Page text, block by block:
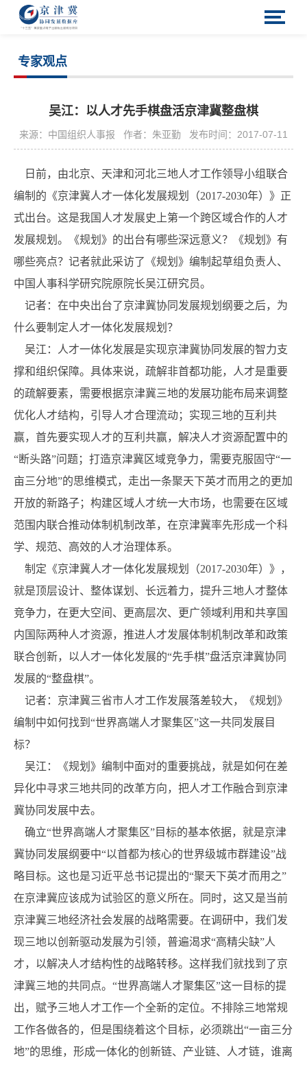
专家观点
吴江：以人才先手棋盘活京津冀整盘棋
来源：中国组织人事报 作者：朱亚勤 发布时间：2017-07-11
日前，由北京、天津和河北三地人才工作领导小组联合
编制的《京津冀人才一体化发展规划（2017-2030年）》正
式出台。这是我国人才发展史上第一个跨区域合作的人才
发展规划。《规划》的出台有哪些深远意义？《规划》有
哪些亮点？记者就此采访了《规划》编制起草组负责人、
中国人事科学研究院原院长吴江研究员。
记者：在中央出台了京津冀协同发展规划纲要之后，为
什么要制定人才一体化发展规划？
吴江：人才一体化发展是实现京津冀协同发展的智力支
撑和组织保障。具体来说，疏解非首都功能，人才是重要
的疏解要素，需要根据京津冀三地的发展功能布局来调整
优化人才结构，引导人才合理流动；实现三地的互利共
赢，首先要实现人才的互利共赢，解决人才资源配置中的
“断头路”问题；打造京津冀区域竞争力，需要克服固守“一
亩三分地”的思维模式，走出一条聚天下英才而用之的更加
开放的新路子；构建区域人才统一大市场，也需要在区域
范围内联合推动体制机制改革，在京津冀率先形成一个科
学、规范、高效的人才治理体系。
制定《京津冀人才一体化发展规划（2017-2030年）》，
就是顶层设计、整体谋划、长远着力，提升三地人才整体
竞争力，在更大空间、更高层次、更广领域利用和共享国
内国际两种人才资源，推进人才发展体制机制改革和政策
联合创新，以人才一体化发展的“先手棋”盘活京津冀协同
发展的“整盘棋”。
记者：京津冀三省市人才工作发展落差较大，《规划》
编制中如何找到“世界高端人才聚集区”这一共同发展目
标？
吴江：《规划》编制中面对的重要挑战，就是如何在差
异化中寻求三地共同的改革方向，把人才工作融合到京津
冀协同发展中去。
确立“世界高端人才聚集区”目标的基本依据，就是京津
冀协同发展纲要中“以首都为核心的世界级城市群建设”战
略目标。这也是习近平总书记提出的“聚天下英才而用之”
在京津冀应该成为试验区的意义所在。同时，这又是当前
京津冀三地经济社会发展的战略需要。在调研中，我们发
现三地以创新驱动发展为引领，普遍渴求“高精尖缺”人
才，以解决人才结构性的战略转移。这样我们就找到了京
津冀三地的共同点。“世界高端人才聚集区”这一目标的提
出，赋予三地人才工作一个全新的定位。不排除三地常规
工作各做各的，但是围绕着这个目标，必须跳出“一亩三分
地”的思维，形成一体化的创新链、产业链、人才链，谁离